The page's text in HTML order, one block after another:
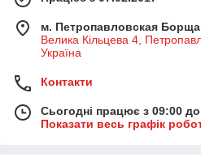
м. Петропавловская
Велика Кільцева 4,
Україна
Контакти
Сьогодні працює з 09:00
Показати весь графік